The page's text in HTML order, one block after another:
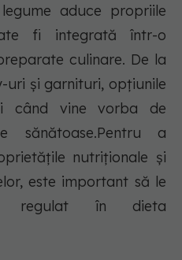
aduce propriile
fi integrată într-o
culinare. De la
uri și garnituri, opțiunile
când vine vorba de
sănătoase.Pentru a
nutriționale și
este important să le
regulat în dieta